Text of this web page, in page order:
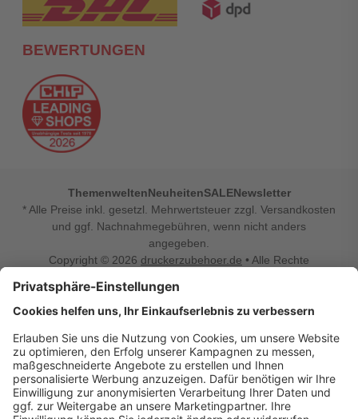
BEWERTUNGEN
ThemenweltenNeuheitenSALENewsletter
* Alle Preise inkl. gesetzl. Mehrwertsteuer zzgl. Versandkosten
und ggf. Nachnahmegebühren, wenn nicht anders
angegeben.
Copyright © 2026 druckerzubehoer.de • Alle Rechte
Vertrag widerrufen
Druckerzubehoer.de – preiswerte Qualität für Ihr Office
Sie sind auf der Suche nach dem passenden Druckerzubehör
oder Zubehör für das Büro, den Computer oder Ihr
Smartphone? Dann sind Sie bei Druckerzubehoer.de genau
richtig! Unser breites Sortiment bietet unter anderem Tinte
und Toner für alle gängigen Druckermodelle – großer sowie